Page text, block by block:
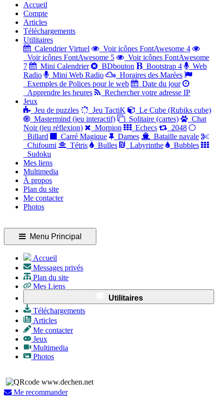
Accueil
Compte
Articles
Téléchargements
Utilitaires
Calendrier Virtuel
Voir icônes FontAwesome 4
Voir icônes FontAwesome 5
Voir icônes FontAwesome
7
Mini Calendrier BDbouton Bootstrap 4
Web
Radio
Mini Web Radio
Horaires des Marées
Exemples de Polices pour le web
Date du jour
Apprendre les heures
Rechercher votre adresse IP
Jeux
Jeu de puzzles
Jeu TactiK
Le Cube (Rubiks cube)
Mastermind (jeu interactif)
Solitaire (cartes)
Chat
Noir (jeu réflexion)
Morpion Echecs
2048
Billard
Carré Magique Dames
Bataille navale
Chifoumi
Tétris Bulles Labyrinthe
Bubbles
Sudoku
Mes liens
Multimedia
À propos
Plan du site
Me contacter
Photos
Menu Principal
Accueil
Messages privés
Plan du site
Mes Liens
Utilitaires
Téléchargements
Articles
Me contacter
Jeux
Multimedia
Photos
Me recommander